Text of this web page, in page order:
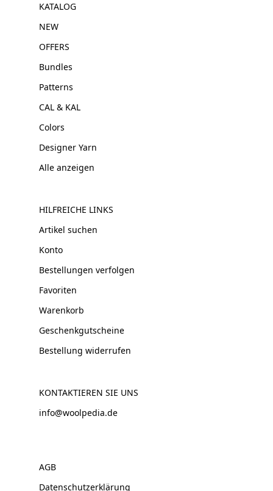
KATALOG
NEW
OFFERS
Bundles
Patterns
CAL & KAL
Colors
Designer Yarn
Alle anzeigen
HILFREICHE LINKS
Artikel suchen
Konto
Bestellungen verfolgen
Favoriten
Warenkorb
Geschenkgutscheine
Bestellung widerrufen
KONTAKTIEREN SIE UNS
info@woolpedia.de
AGB
Datenschutzerklärung